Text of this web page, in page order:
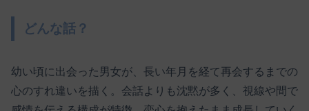
どんな話？
幼い頃に出会った男女が、長い年月を経て再会するまでの
心のすれ違いを描く。会話よりも沈黙が多く、視線や間で